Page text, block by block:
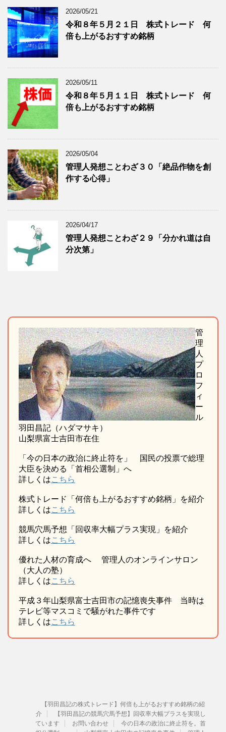
記
事
を
表
示
グ
記
事
を
表
示
2026/05/21
令和８年５月２１日 株式トレード 何
倍も上がるおすすめ銘柄
2026/05/11
令和８年５月１１日 株式トレード 何
倍も上がるおすすめ銘柄
2026/05/04
管理人発想ことわざ３０「絶品作物を創
作する心得」
2026/04/17
管理人発想ことわざ２９「分かれ道は自
分次第」
管
理
人
プ
ロ
フ
ィ
ー
ル
羽田昌記（ハダマサキ）
山梨県富士吉田市在住
「今の日本の政治に終止符を」 国民の投票で総理
大臣を決める「首相公選制」へ
詳しくはこちら
株式トレード「何倍も上がるおすすめ銘柄」を紹介
詳しくはこちら
競馬穴馬予想「回収率大幅プラス実現」を紹介
詳しくはこちら
優れた人材の育成へ 管理人のオンラインサロン
（大人の塾）
詳しくはこちら
平成３年山梨県富士吉田市の記憶喪失事件 当時は
テレビ等マスコミで騒がれた事件です
詳しくはこちら
【羽田昌記の株式トレード】何倍も上がるおすすめ銘柄の紹
介
【羽田昌記の競馬穴馬予想】回収率大幅プラスを実現し
ています
お問い合わせ
今の日本の政治に終止符を。首